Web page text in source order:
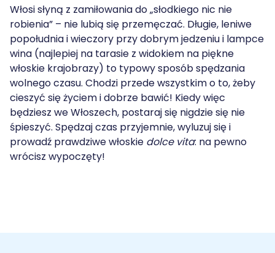
Włosi słyną z zamiłowania do „słodkiego nic nie
robienia” – nie lubią się przemęczać. Długie, leniwe
popołudnia i wieczory przy dobrym jedzeniu i lampce
wina (najlepiej na tarasie z widokiem na piękne
włoskie krajobrazy) to typowy sposób spędzania
wolnego czasu. Chodzi przede wszystkim o to, żeby
cieszyć się życiem i dobrze bawić! Kiedy więc
będziesz we Włoszech, postaraj się nigdzie się nie
śpieszyć. Spędzaj czas przyjemnie, wyluzuj się i
prowadź prawdziwe włoskie dolce vita: na pewno
wrócisz wypoczęty!